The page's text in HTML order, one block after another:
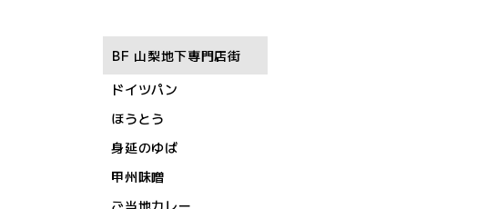
BF 山梨地下専門店街
ドイツパン
ほうとう
身延のゆば
甲州味噌
ご当地カレー